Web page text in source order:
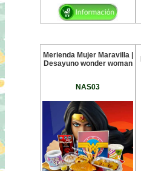
Merienda Mujer Maravilla |
Desayuno wonder woman
NAS03